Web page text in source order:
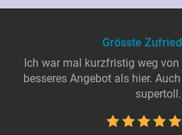
Grösste
Ich war mal kurzfristig weg von
besseres Angebot als hier.
supertoll.